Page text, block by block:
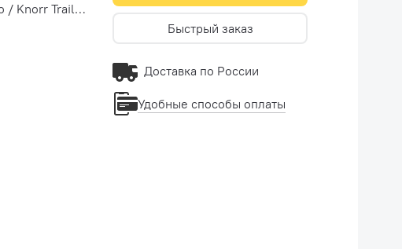
Быстрый заказ
Доставка по России
Удобные способы оплаты